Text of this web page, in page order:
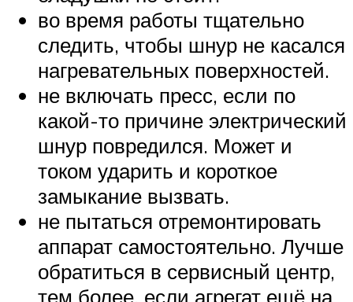
во время работы тщательно
следить, чтобы шнур не касался
нагревательных поверхностей.
не включать пресс, если по
какой-то причине электрический
шнур повредился. Может и
током ударить и короткое
замыкание вызвать.
не пытаться отремонтировать
аппарат самостоятельно. Лучше
обратиться в сервисный центр,
тем более, если агрегат ещё на